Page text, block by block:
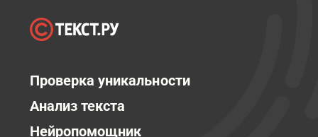
Проверка уникальности
Анализ текста
Нейропомощник